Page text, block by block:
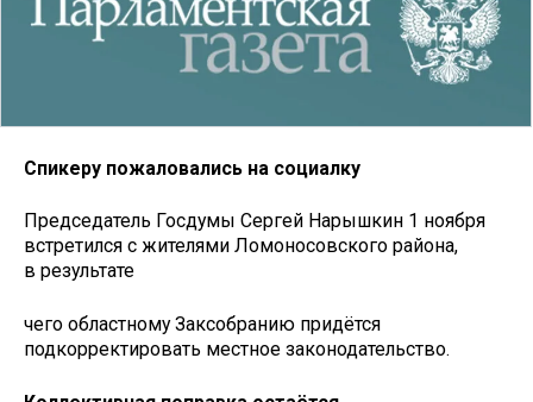
Спикеру пожаловались на социалку
Председатель Госдумы Сергей Нарышкин 1 ноября
встретился с жителями Ломоносовского района,
в результате
чего областному Заксобранию придётся
подкорректировать местное законодательство.